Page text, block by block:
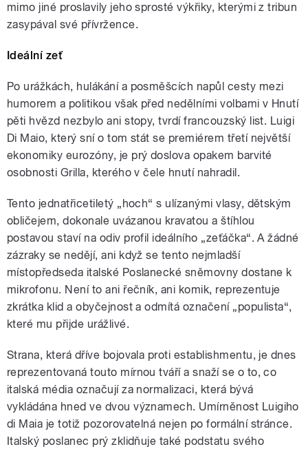
mimo jiné proslavily jeho sprosté výkřiky, kterými z tribun
zasypával své přívržence.
Ideální zeť
Po urážkách, hulákání a posměšcích napůl cesty mezi
humorem a politikou však před nedělními volbami v Hnutí
pěti hvězd nezbylo ani stopy, tvrdí francouzský list. Luigi
Di Maio, který sní o tom stát se premiérem třetí největší
ekonomiky eurozóny, je prý doslova opakem barvité
osobnosti Grilla, kterého v čele hnutí nahradil.
Tento jednatřicetiletý „hoch“ s ulízanými vlasy, dětským
obličejem, dokonale uvázanou kravatou a štíhlou
postavou staví na odiv profil ideálního „zeťáčka“. A žádné
zázraky se nedějí, ani když se tento nejmladší
místopředseda italské Poslanecké sněmovny dostane k
mikrofonu. Není to ani řečník, ani komik, reprezentuje
zkrátka klid a obyčejnost a odmítá označení „populista“,
které mu přijde urážlivé.
Strana, která dříve bojovala proti establishmentu, je dnes
reprezentovaná touto mírnou tváří a snaží se o to, co
italská média označují za normalizaci, která bývá
vykládána hned ve dvou významech. Umírněnost Luigiho
di Maia je totiž pozorovatelná nejen po formální stránce.
Italský poslanec prý zklidňuje také podstatu svého